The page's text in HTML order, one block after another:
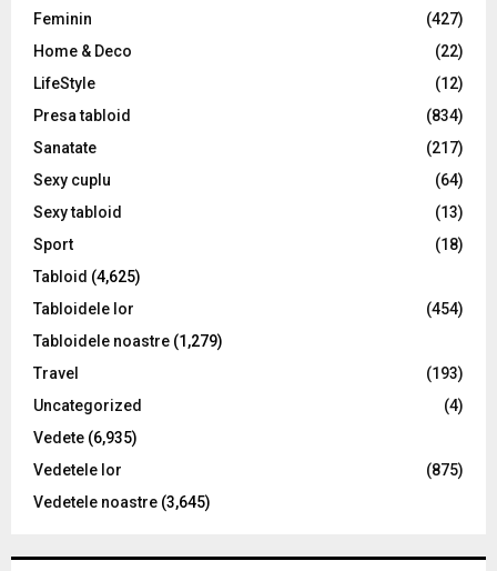
Feminin
(427)
Home & Deco
(22)
LifeStyle
(12)
Presa tabloid
(834)
Sanatate
(217)
Sexy cuplu
(64)
Sexy tabloid
(13)
Sport
(18)
Tabloid (4,625)
Tabloidele lor
(454)
Tabloidele noastre (1,279)
Travel
(193)
Uncategorized
(4)
Vedete (6,935)
Vedetele lor
(875)
Vedetele noastre (3,645)